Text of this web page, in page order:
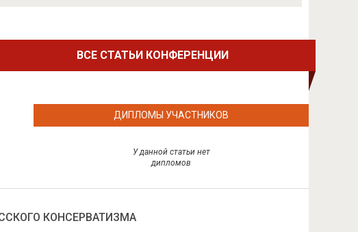
ВСЕ СТАТЬИ КОНФЕРЕНЦИИ
ДИПЛОМЫ УЧАСТНИКОВ
У данной статьи нет
дипломов
КОНСЕРВАТИЗМА